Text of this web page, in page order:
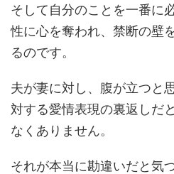
そして自分のことを一番に
性に心を奪われ、禁断の壁
るのです。
夫が妻に対し、腹が立つと
対する愛情表現の裏返しだ
なくありません。
それが本当に勘違いだと気